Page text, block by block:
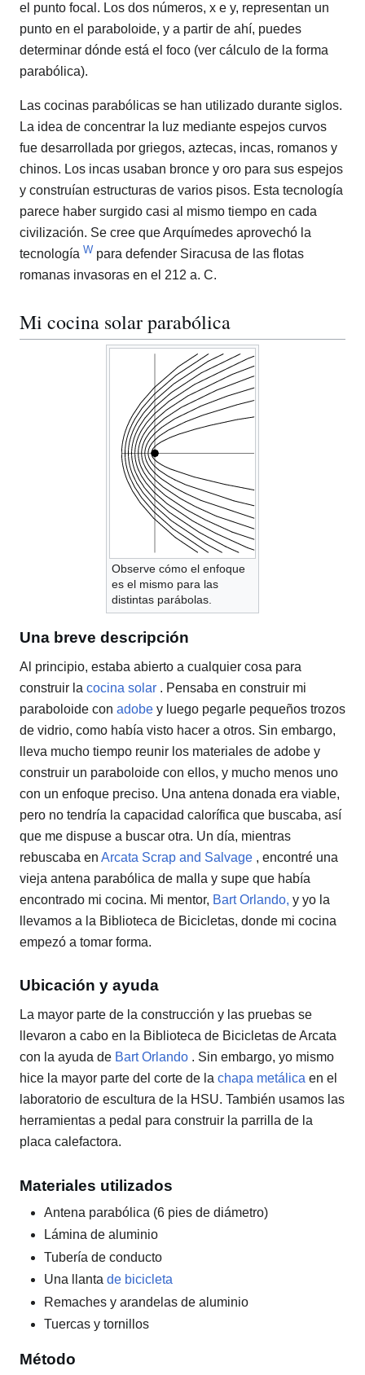
el punto focal. Los dos números, x e y, representan un
punto en el paraboloide, y a partir de ahí, puedes
determinar dónde está el foco (ver cálculo de la forma
parabólica).
Las cocinas parabólicas se han utilizado durante siglos.
La idea de concentrar la luz mediante espejos curvos
fue desarrollada por griegos, aztecas, incas, romanos y
chinos. Los incas usaban bronce y oro para sus espejos
y construían estructuras de varios pisos. Esta tecnología
parece haber surgido casi al mismo tiempo en cada
civilización. Se cree que Arquímedes aprovechó la
tecnología W para defender Siracusa de las flotas
romanas invasoras en el 212 a. C.
Mi cocina solar parabólica
Observe cómo el enfoque
es el mismo para las
distintas parábolas.
Una breve descripción
Al principio, estaba abierto a cualquier cosa para
construir la cocina solar . Pensaba en construir mi
paraboloide con adobe y luego pegarle pequeños trozos
de vidrio, como había visto hacer a otros. Sin embargo,
lleva mucho tiempo reunir los materiales de adobe y
construir un paraboloide con ellos, y mucho menos uno
con un enfoque preciso. Una antena donada era viable,
pero no tendría la capacidad calorífica que buscaba, así
que me dispuse a buscar otra. Un día, mientras
rebuscaba en Arcata Scrap and Salvage , encontré una
vieja antena parabólica de malla y supe que había
encontrado mi cocina. Mi mentor, Bart Orlando, y yo la
llevamos a la Biblioteca de Bicicletas, donde mi cocina
empezó a tomar forma.
Ubicación y ayuda
La mayor parte de la construcción y las pruebas se
llevaron a cabo en la Biblioteca de Bicicletas de Arcata
con la ayuda de Bart Orlando . Sin embargo, yo mismo
hice la mayor parte del corte de la chapa metálica en el
laboratorio de escultura de la HSU. También usamos las
herramientas a pedal para construir la parrilla de la
placa calefactora.
Materiales utilizados
Antena parabólica (6 pies de diámetro)
Lámina de aluminio
Tubería de conducto
Una
llanta de bicicleta
Remaches y arandelas de aluminio
Tuercas y tornillos
Método